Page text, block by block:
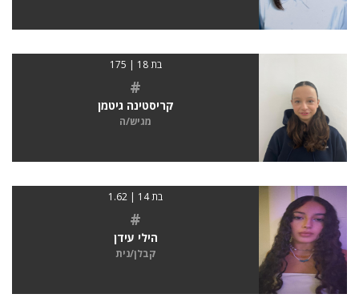
בת 18 | 175
#
קריסטינה גיטמן
מגיש/ה
בת 14 | 1.62
#
הילי עידן
קבלן/נית